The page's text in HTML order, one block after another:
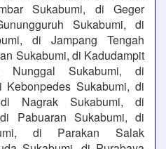
Sukabumi, di Geger
Sukabumi, di
di Jampang Tengah
Sukabumi, di Kadudampit
Nunggal Sukabumi, di
Kebonpedes Sukabumi, di
Nagrak Sukabumi, di
Pabuaran Sukabumi, di
di Parakan Salak